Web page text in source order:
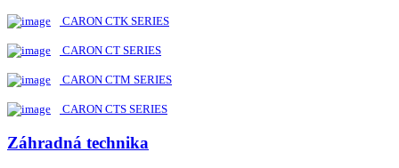
CARON CTK SERIES
CARON CT SERIES
CARON CTM SERIES
CARON CTS SERIES
Záhradná technika